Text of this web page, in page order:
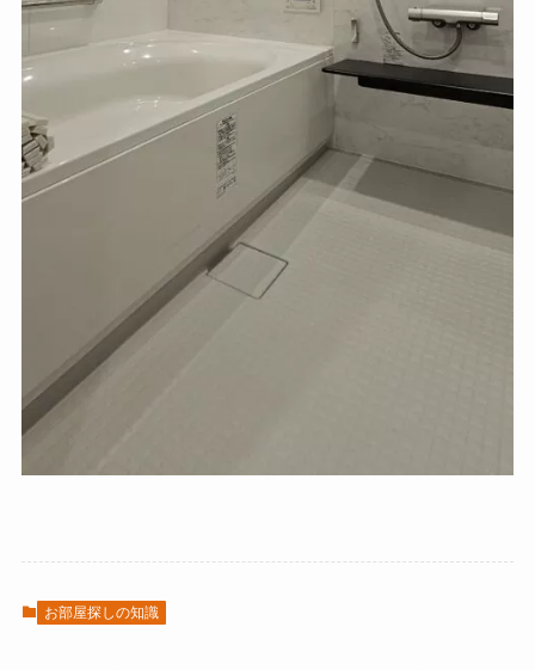
お部屋探しの知識